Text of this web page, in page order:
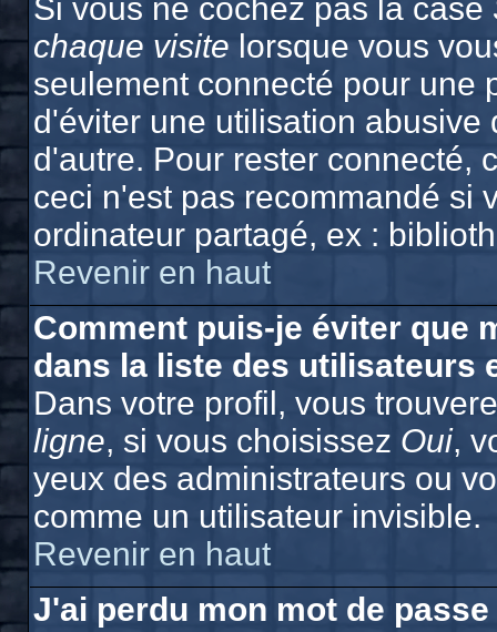
Si vous ne cochez pas la case
chaque visite lorsque vous
seulement connecté pour une
d'éviter une utilisation
d'autre. Pour rester connecté,
ceci n'est pas recommandé si
ordinateur partagé, ex :
Revenir en haut
Comment puis-je éviter que
dans la liste des utilisateurs
Dans votre profil, vous
ligne, si vous choisissez Oui,
yeux des administrateurs ou
comme un utilisateur invisible.
Revenir en haut
J'ai perdu mon mot de passe